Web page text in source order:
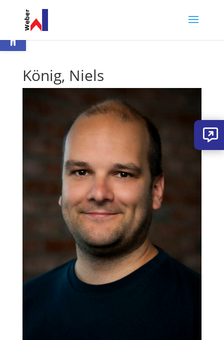
Werkzeugleiste öffnen
König, Niels